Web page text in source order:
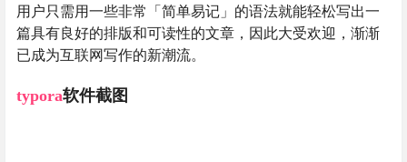
用户只需用一些非常「简单易记」的语法就能轻松写出一
篇具有良好的排版和可读性的文章，因此大受欢迎，渐渐
已成为互联网写作的新潮流。
typora软件截图